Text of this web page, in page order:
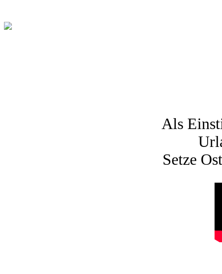
Als
Setze